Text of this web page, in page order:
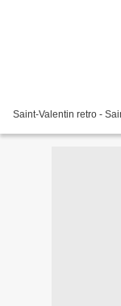
Saint-Valentin retro -